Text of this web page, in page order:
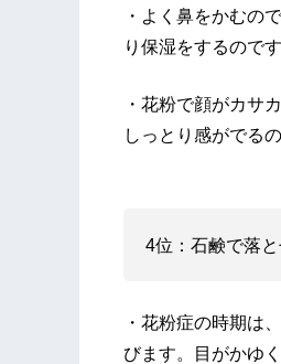
・よく鼻をかむの
り保湿をするので
・花粉で顔がカサ
しっとり感がでる
4位：石鹸で落と
・花粉症の時期は
びます。目がかゆ